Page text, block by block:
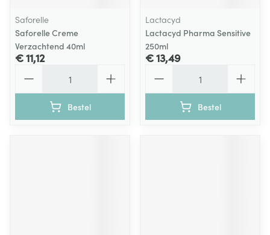
Saforelle
Saforelle Creme
Verzachtend 40ml
€ 11,12
Bestel
Lactacyd
Lactacyd Pharma Sensitive
250ml
€ 13,49
Bestel